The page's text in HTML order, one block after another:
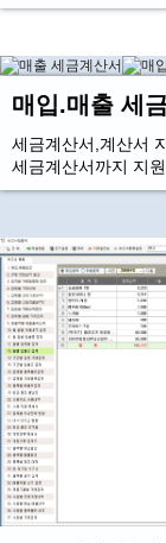
매입.매출 세
세금계산서,계산서
세금계산서까지 지